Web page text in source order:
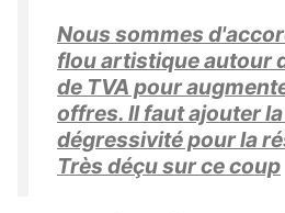
Nous sommes
flou artistique autour
de TVA pour
offres. Il faut ajouter
dégressivité pour la
Très déçu sur ce coup